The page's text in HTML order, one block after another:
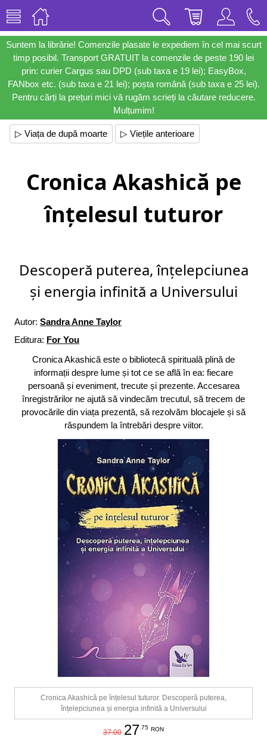
Suntem la librărie! Comenzile plasate le expediem în cel mai scurt
timp posibil. Transport GRATUIT la comenzile de peste 190 lei
prin: curier Cargus sau DPD (sub taxa e 19 lei); EasyBox,
FANbox etc. (sub taxa e 21 lei); poșta română (sub taxa e 25 lei).
Pentru cărți la prețuri mici vă rugăm scrieți la căutare reducere.
Mulțumim!
▷ Viața de după moarte ▷ Viețile anterioare
Cronica Akashică pe
înțelesul tuturor
Descoperă puterea, înțelepciunea
și energia infinită a Universului
Autor: Sandra Anne Taylor
Editura: For You
Cronica Akashică este o bibliotecă spirituală plină de
informații despre lume și tot ce se află în ea: fiecare
persoană și eveniment, trecute și prezente. Accesarea
înregistrărilor ne ajută să vindecăm trecutul, să trecem de
provocările din viața prezentă, să rezolvăm blocajele și să
răspundem la întrebări despre viitor.
Cronica Akashică pe înțelesul tuturor. Descoperă puterea,
înțelepciunea și energia infinită a Universului
37.00 27.75 RON